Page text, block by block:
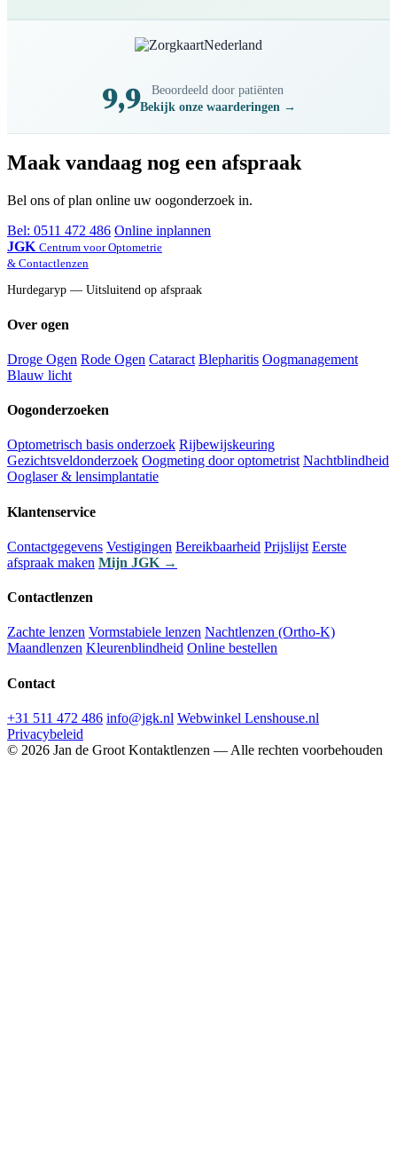
9,9
Beoordeeld door patiënten
Bekijk onze waarderingen →
Maak vandaag nog een afspraak
Bel ons of plan online uw oogonderzoek in.
Bel: 0511 472 486 Online inplannen
JGK Centrum voor Optometrie
& Contactlenzen
Hurdegaryp — Uitsluitend op afspraak
Over ogen
Droge Ogen Rode Ogen Cataract Blepharitis Oogmanagement
Blauw licht
Oogonderzoeken
Optometrisch basis onderzoek Rijbewijskeuring
Gezichtsveldonderzoek Oogmeting door optometrist Nachtblindheid
Ooglaser & lensimplantatie
Klantenservice
Contactgegevens Vestigingen Bereikbaarheid Prijslijst Eerste
afspraak maken Mijn JGK →
Contactlenzen
Zachte lenzen Vormstabiele lenzen Nachtlenzen (Ortho-K)
Maandlenzen Kleurenblindheid Online bestellen
Contact
+31 511 472 486 info@jgk.nl Webwinkel Lenshouse.nl
Privacybeleid
© 2026 Jan de Groot Kontaktlenzen — Alle rechten voorbehouden